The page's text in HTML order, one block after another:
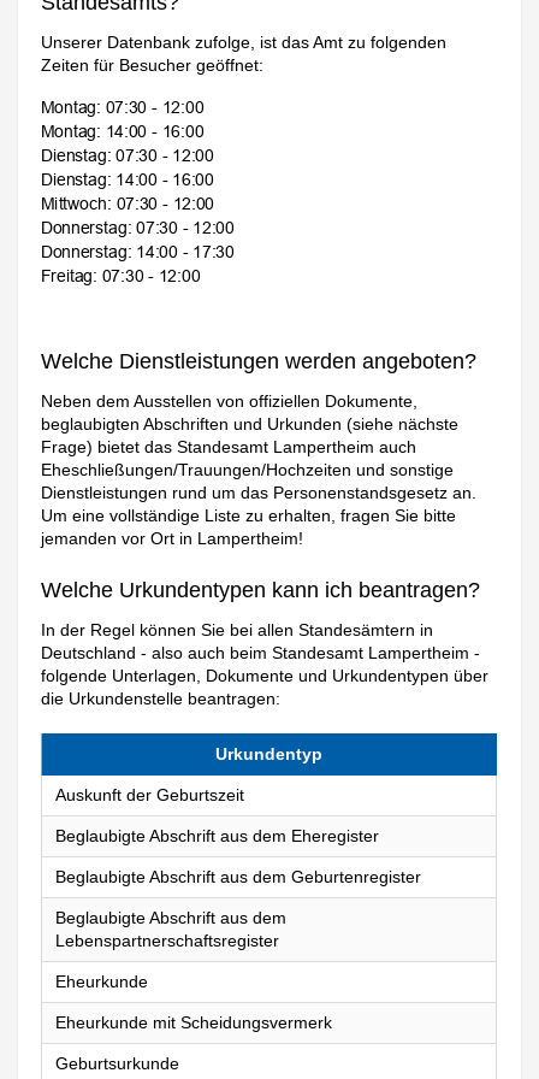
Unserer Datenbank zufolge, ist das Amt zu folgenden
Zeiten für Besucher geöffnet:
Welche Dienstleistungen werden angeboten?
Neben dem Ausstellen von offiziellen Dokumente,
beglaubigten Abschriften und Urkunden (siehe nächste
Frage) bietet das Standesamt Lampertheim auch
Eheschließungen/Trauungen/Hochzeiten und sonstige
Dienstleistungen rund um das Personenstandsgesetz an.
Um eine vollständige Liste zu erhalten, fragen Sie bitte
jemanden vor Ort in Lampertheim!
Welche Urkundentypen kann ich beantragen?
In der Regel können Sie bei allen Standesämtern in
Deutschland - also auch beim Standesamt Lampertheim -
folgende Unterlagen, Dokumente und Urkundentypen über
die Urkundenstelle beantragen:
Urkundentyp
Auskunft der Geburtszeit
Beglaubigte Abschrift aus dem Eheregister
Beglaubigte Abschrift aus dem Geburtenregister
Beglaubigte Abschrift aus dem
Lebenspartnerschaftsregister
Eheurkunde
Eheurkunde mit Scheidungsvermerk
Geburtsurkunde